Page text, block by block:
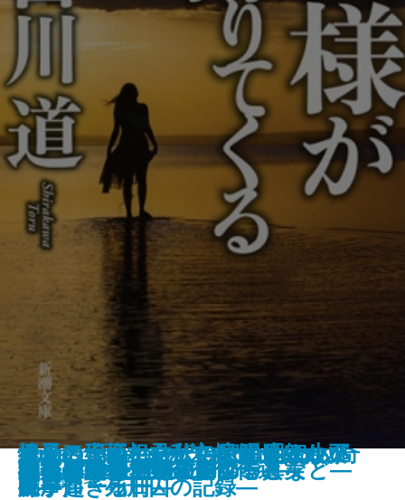
日本の身体
すえずえ
しゃばけ漫画―仁吉の巻―
しゃばけ漫画―佐助の巻―
X'mas Stories―一年でいちばん奇
跡が起きる日―
凶器は壊れた黒の叫び
青の数学2―ユークリッド・エク
スプローラー―
ほんもの―白洲次郎のことなど―
死刑のための殺人―土浦連続通り
魔事件・死刑囚の記録―
神様が降りてくる
白川道／著
組長の娘―ヤクザの家に生まれて
―
死後の恋―夢野久作傑作選―
獅子
日本の聖域 ザ・タブー
タダイマトビラ
いとみち 三の糸
迷子の王様―君たちに明日はない
5―
怪人二十面相―私立探偵 明智小五
郎―
謎好き乙女と明かされる真実
セラピスト